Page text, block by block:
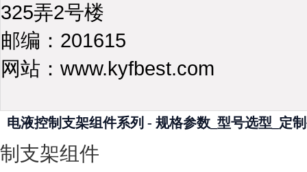
325弄2号楼
邮编：201615
网站：www.kyfbest.com
电液控制支架组件系列 - 规格参数_型号选型_定
制支架组件